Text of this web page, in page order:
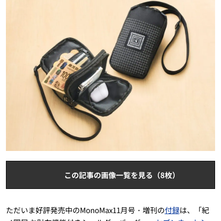
この記事の画像一覧を見る（8枚）
ただいま好評発売中のMonoMax11月号・増刊の付録は、「紀